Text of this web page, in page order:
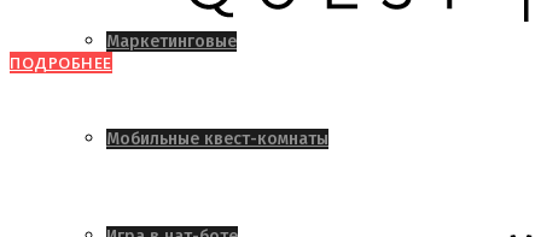
Маркетинговые
Мобильные квест-комнаты
ПОДРОБНЕЕ